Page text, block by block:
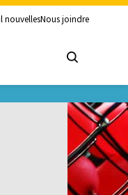
nouvellesNous joindre